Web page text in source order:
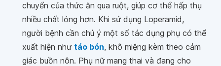
chuyển của thức ăn qua ruột, giúp cơ thể hấp thụ
nhiều chất lỏng hơn. Khi sử dụng Loperamid,
người bệnh cần chú ý một số tác dụng phụ có thể
xuất hiện như táo bón, khô miệng kèm theo cảm
giác buồn nôn. Phụ nữ mang thai và đang cho